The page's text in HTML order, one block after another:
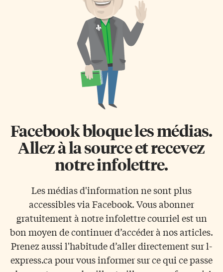
réponses que j’ai trouvés pour
déjouer cette hésitation. Doit-
on dire «se promener […]
toujours difficile de
comprendre que certains
s’évertuent, en dépit des
progrès de la science, à
catégoriser les humains en
fonction de… leur couleur!
Albert Memmi, […]
Facebook bloque les médias.
Allez à la source et recevez
notre infolettre.
Les médias d'information ne sont plus
accessibles via Facebook. Vous abonner
gratuitement à notre infolettre courriel est un
bon moyen de continuer d’accéder à nos articles.
Prenez aussi l'habitude d’aller directement sur l-
express.ca pour vous informer sur ce qui ce passe